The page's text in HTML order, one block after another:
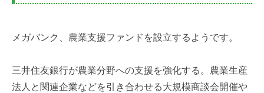
佐
宏
事
務
メガバンク、農業支援ファンドを設立するようです。
三井住友銀行が農業分野への支援を強化する。農業生産
法人と関連企業などを引き合わせる大規模商談会開催や